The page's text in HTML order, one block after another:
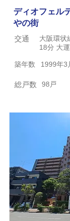
ディオフェル
やの街
交通
大阪環状
18分 大
築年数 1999年3
総戸数 98戸